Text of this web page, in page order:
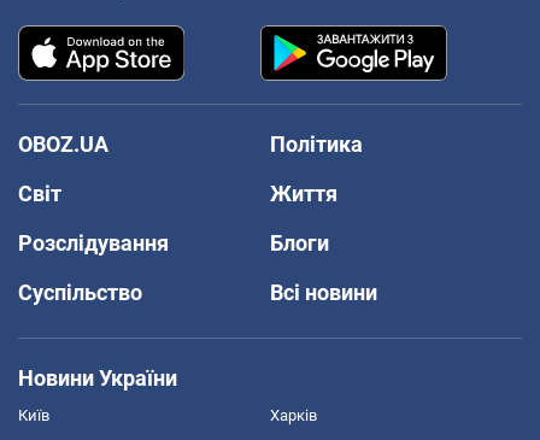
OBOZ.UA
Політика
Світ
Життя
Розслідування
Блоги
Суспільство
Всі новини
Новини України
Київ Харків